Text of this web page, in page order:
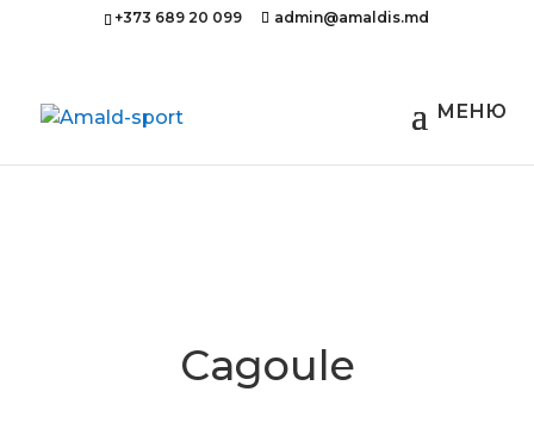
+373 689 20 099 admin@amaldis.md
Acasă/Îmbrăcăminte
Cagoule